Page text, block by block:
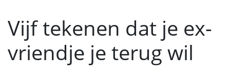
Vijf tekenen dat je ex-
vriendje je terug wil